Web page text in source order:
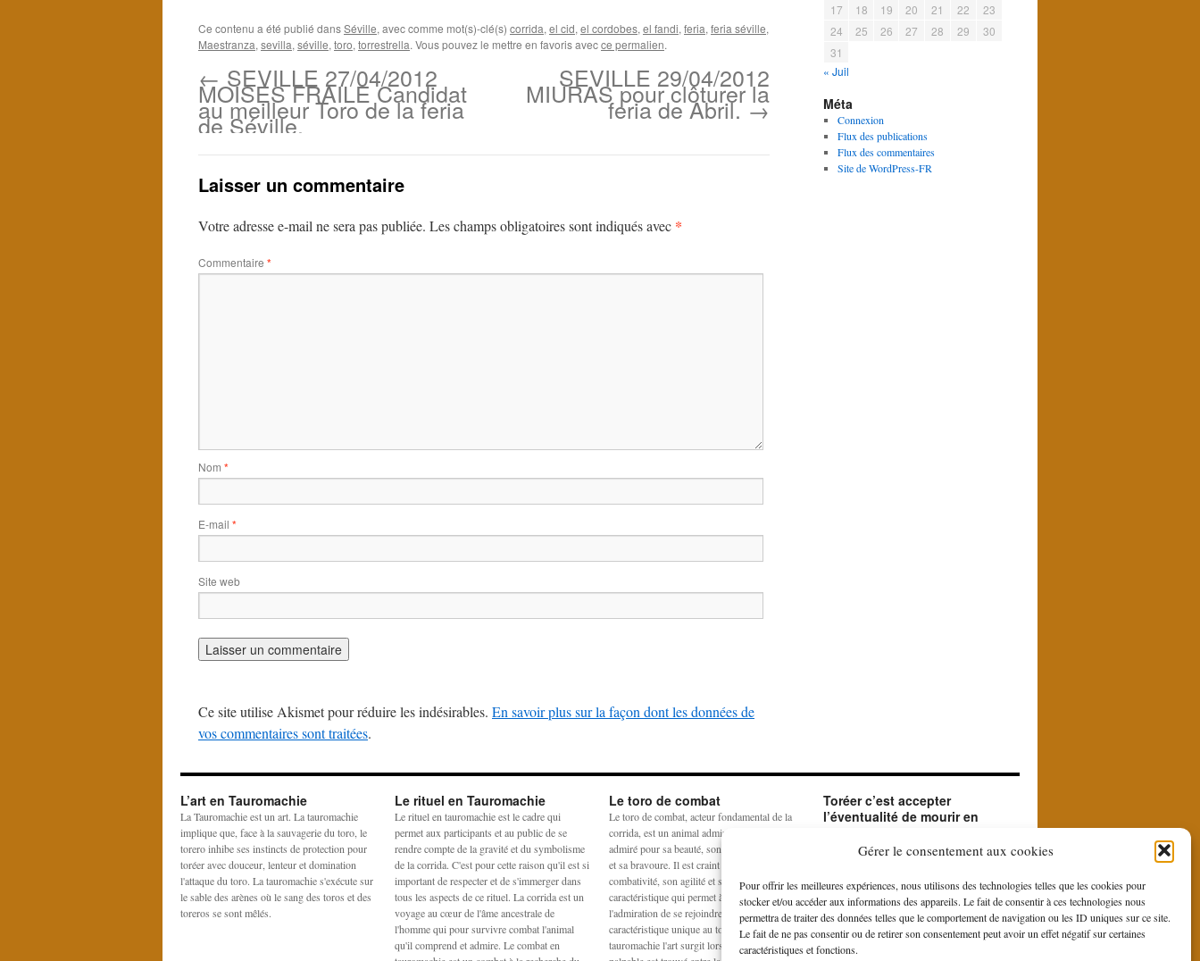
Gérer le consentement aux cookies
Pour offrir les meilleures expériences, nous utilisons des technologies telles que les cookies pour
stocker et/ou accéder aux informations des appareils. Le fait de consentir à ces technologies nous
permettra de traiter des données telles que le comportement de navigation ou les ID uniques sur ce site.
Le fait de ne pas consentir ou de retirer son consentement peut avoir un effet négatif sur certaines
caractéristiques et fonctions.
Ce contenu a été publié dansSéville, avec comme mot(s)-clé(s) corrida, el cid, el cordobes, el fandi, feria, feria séville,
Maestranza, sevilla, séville, toro, torrestrella. Vous pouvez le mettre en favoris avecce permalien.
← SEVILLE 27/04/2012
MOISES FRAILE Candidat
au meilleur Toro de la feria
de Séville.
SEVILLE 29/04/2012
MIURAS pour clôturer la
feria de Abril. →
Laisser un commentaire
Votre adresse e-mail ne sera pas publiée. Les champs obligatoires sont indiqués avec *
Commentaire *
Nom *
E-mail *
Site web
Ce site utilise Akismet pour réduire les indésirables. En savoir plus sur la façon dont les données de
vos commentaires sont traitées.
17
18 19 20 21 22
23
24
25 26 27 28 29
30
31
« Juil
Méta
Connexion
Flux des publications
Flux des commentaires
Site de WordPress-FR
L’art en Tauromachie
La Tauromachie est un art. La tauromachie
implique que, face à la sauvagerie du toro, le
torero inhibe ses instincts de protection pour
toréer avec douceur, lenteur et domination
l'attaque du toro. La tauromachie s'exécute sur
le sable des arènes où le sang des toros et des
toreros se sont mêlés.
Le rituel en Tauromachie
Le rituel en tauromachie est le cadre qui
permet aux participants et au public de se
rendre compte de la gravité et du symbolisme
de la corrida. C'est pour cette raison qu'il est si
important de respecter et de s'immerger dans
tous les aspects de ce rituel. La corrida est un
voyage au cœur de l'âme ancestrale de
l'homme qui pour survivre combat l'animal
qu'il comprend et admire. Le combat en
Le toro de combat
Le toro de combat, acteur fondamental de la
corrida, est un animal admiré et craint. Il est
admiré pour sa beauté, son harmonie physique
et sa bravoure. Il est craint pour sa
combativité, son agilité et sa force. La
caractéristique qui permet à la crainte et à
l'admiration de se rejoindre est la noblesse,
caractéristique unique au toro de combat. En
tauromachie l'art surgit lorsqu'un équilibre
Toréer c’est accepter
l’éventualité de mourir en
Le matador accepte en toréant l'éventualité de
beau et du sublime que le contraste entre la
force et la bravoure du toro et la douce
gestuelle du toreo, fait naître du rituel de la
corrida.